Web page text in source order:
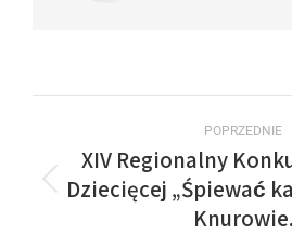
POPRZEDNIE
XIV Regionalny
Dziecięcej „Śpiewać
Knurowie.